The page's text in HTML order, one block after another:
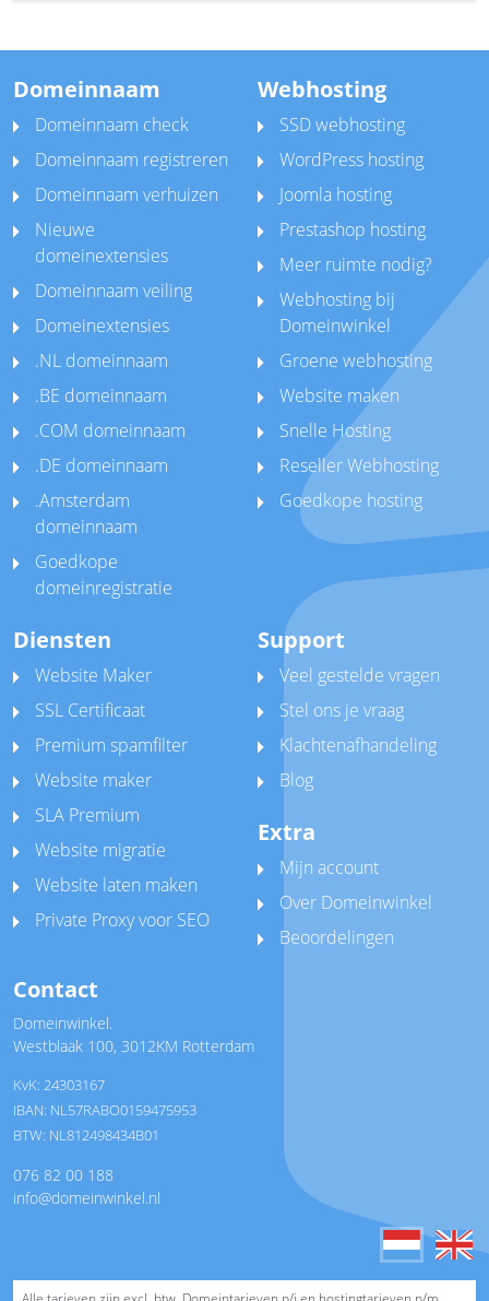
Domeinnaam
Domeinnaam check
Domeinnaam registreren
Domeinnaam verhuizen
Nieuwe
domeinextensies
Domeinnaam veiling
Domeinextensies
.NL domeinnaam
.BE domeinnaam
.COM domeinnaam
.DE domeinnaam
.Amsterdam
domeinnaam
Goedkope
domeinregistratie
Webhosting
SSD webhosting
WordPress hosting
Joomla hosting
Prestashop hosting
Meer ruimte nodig?
Webhosting bij
Domeinwinkel
Groene webhosting
Website maken
Snelle Hosting
Reseller Webhosting
Goedkope hosting
Diensten
Website Maker
SSL Certificaat
Premium spamfilter
Website maker
SLA Premium
Website migratie
Website laten maken
Private Proxy voor SEO
Support
Veel gestelde vragen
Stel ons je vraag
Klachtenafhandeling
Blog
Extra
Mijn account
Over Domeinwinkel
Beoordelingen
Contact
Domeinwinkel.
Westblaak 100, 3012KM Rotterdam
KvK: 24303167
IBAN: NL57RABO0159475953
BTW: NL812498434B01
076 82 00 188
info@domeinwinkel.nl